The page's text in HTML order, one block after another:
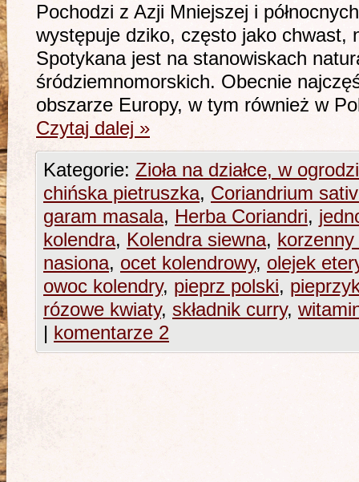
Pochodzi z Azji Mniejszej i
występuje dziko, często jako chwast,
Spotykana jest na stanowiskach
śródziemnomorskich. Obecnie
obszarze Europy, w tym również w
Czytaj dalej »
Kategorie: Zioła na działce, w
chińska pietruszka, Coriandrium
garam masala, Herba Coriandri,
kolendra, Kolendra siewna,
nasiona, ocet kolendrowy, olejek
owoc kolendry, pieprz polski,
rózowe kwiaty, składnik curry,
| komentarze 2